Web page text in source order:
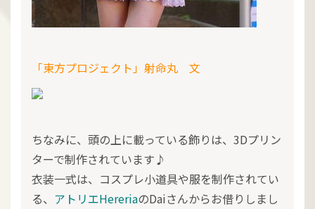
「東方プロジェクト」射命丸 文
ちなみに、頭の上に載っている飾りは、3Dプリン
ターで制作されています♪
衣装一式は、コスプレ小道具や服を制作されてい
る、 アトリエHereriaのDaiさんからお借りしまし